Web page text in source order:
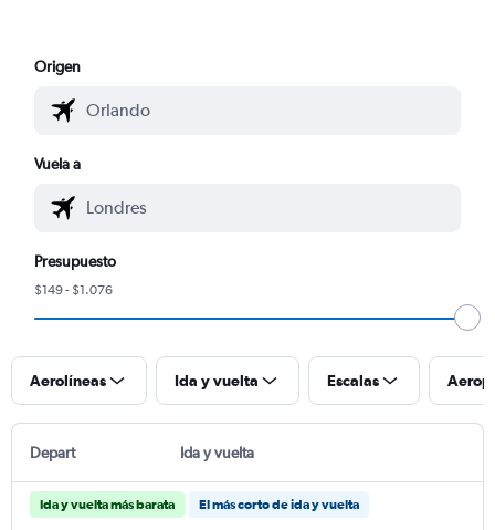
Origen
Vuela a
Presupuesto
$149 - $1.076
Aerolíneas Ida y vuelta Escalas
Depart Ida y vuelta
Ida y vuelta más barata El más corto de ida y vuelta